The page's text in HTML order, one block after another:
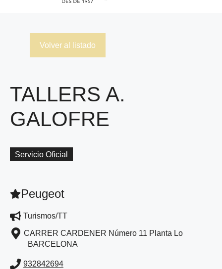
Volver al listado
TALLERS A.
GALOFRE
Servicio Oficial
Peugeot
Turismos/TT
CARRER CARDENER Número 11 Planta Lo
BARCELONA
932842694